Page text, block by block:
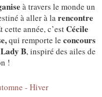
à travers le monde un
à aller à larencontre
cette année, c’est Cécile
qui remporte le concours
B, inspiré des ailes de
!